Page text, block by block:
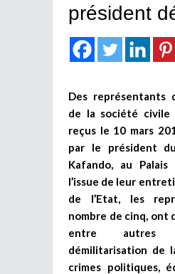
président
Des représentants
de la société civile
reçus le 10 mars
par le président
Kafando, au Palais
l’issue de leur
de l’Etat, les
nombre de cinq, ont
entre autres
démilitarisation de
crimes politiques,